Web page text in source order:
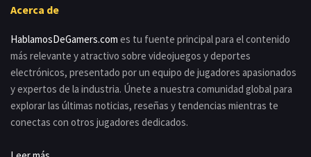
Acerca de
HablamosDeGamers.com es tu fuente principal para el contenido
más relevante y atractivo sobre videojuegos y deportes
electrónicos, presentado por un equipo de jugadores apasionados
y expertos de la industria. Únete a nuestra comunidad global para
explorar las últimas noticias, reseñas y tendencias mientras te
conectas con otros jugadores dedicados.